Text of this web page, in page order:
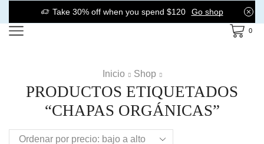
Take 30% off when you spend $120 Go shop
0
Inicio Shop
PRODUCTOS ETIQUETADOS
“CHAPAS ORGÁNICAS”